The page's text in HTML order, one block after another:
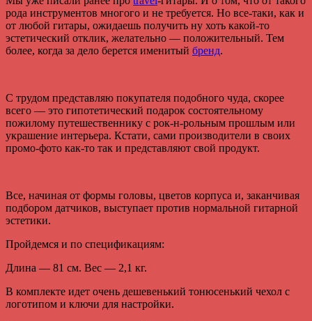
рода инструментов многого и не требуется. Но все-таки, как и
от любой гитары, ожидаешь получить ну хоть какой-то
эстетический отклик, желательно — положительный. Тем
более, когда за дело берется именитый бренд.
С трудом представляю покупателя подобного чуда, скорее
всего — это гипотетический подарок состоятельному
пожилому путешественнику с рок-н-рольным прошлым или
украшение интерьера. Кстати, сами производители в своих
промо-фото как-то так и представляют свой продукт.
Все, начиная от формы головы, цветов корпуса и, заканчивая
подбором датчиков, выступает против нормальной гитарной
эстетики.
Пройдемся и по спецификациям:
Длина — 81 см. Вес — 2,1 кг.
В комплекте идет очень дешевенький тонюсенький чехол с
логотипом и ключи для настройки.